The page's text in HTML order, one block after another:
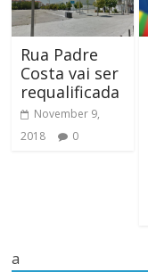
Rua Padre
Costa vai ser
requalificada
November 9,
2018
0
a